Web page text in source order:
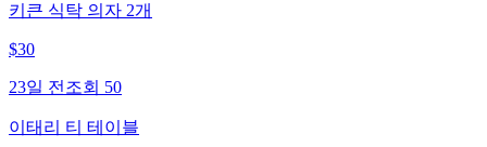
키큰 식탁 의자 2개
$30
23일 전 조회 50
이태리 티 테이블